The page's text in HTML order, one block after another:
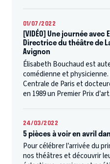
01/07/2022
[VIDÉO] Une journée
Directrice du théâtre de
Avignon
Élisabeth Bouchaud est
comédienne et physicienne.
Centrale de Paris et
en 1989 un Premier Prix
24/03/2022
5 pièces à voir en avril
Pour célébrer l’arrivée du
nos théâtres et découvrir